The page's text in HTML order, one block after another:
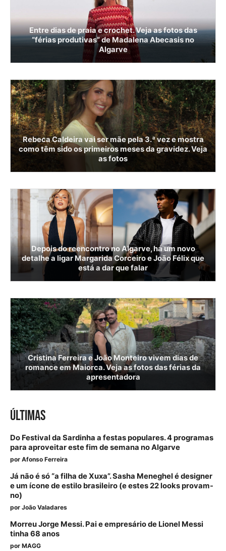
Entre dias de praia e crochet. Veja as fotos das
“férias produtivas” de Madalena Abecasis no
Algarve
Rebeca Caldeira vai ser mãe pela 3.ª vez e mostra
como têm sido os primeiros meses da gravidez. Veja
as fotos
Depois do reencontro no Algarve, há um novo
detalhe a ligar Margarida Corceiro e João Félix que
está a dar que falar
Cristina Ferreira e João Monteiro vivem dias de
romance em Maiorca. Veja as fotos das férias da
apresentadora
ÚLTIMAS
Do Festival da Sardinha a festas populares. 4 programas
para aproveitar este fim de semana no Algarve
por Afonso Ferreira
Já não é só “a filha de Xuxa”. Sasha Meneghel é designer
e um ícone de estilo brasileiro (e estes 22 looks provam-
no)
por João Valadares
Morreu Jorge Messi. Pai e empresário de Lionel Messi
tinha 68 anos
por MAGG